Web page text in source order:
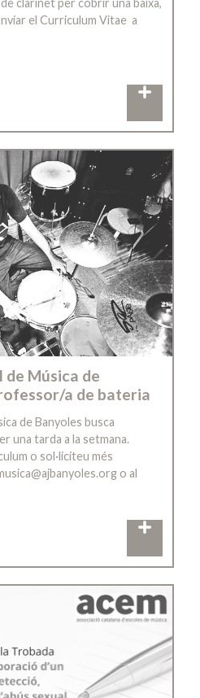
clarinet per cobrir una baixa,
el Curriculum Vitae a
de Música de
a de bateria
de Banyoles busca
una tarda a la setmana.
o sol·liciteu més
o al